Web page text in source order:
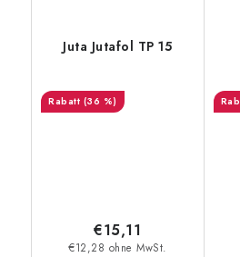
Juta Jutafol TP 15
(36 %)
€12,28 ohne MwSt.
€15,11